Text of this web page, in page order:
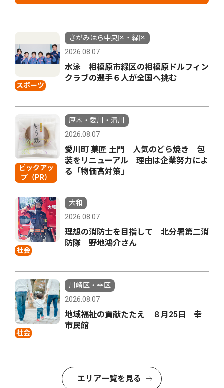
スポーツ
さがみはら中央区・緑区
2026.08.07
水泳 相模原市緑区の相模原ドルフィン
クラブの選手６人が全国へ挑む
ピックアッ
プ（PR）
厚木・愛川・清川
2026.08.07
愛川町 菓匠 土門 人気のどら焼き 包
装をリニューアル 理由は企業努力によ
る「物価高対策」
社会
大和
2026.08.07
理想の消防士を目指して 北分署第二消
防隊 野地鴻介さん
社会
川崎区・幸区
2026.08.07
地域福祉の貢献たたえ ８月25日 幸
市民館
エリア一覧を見る